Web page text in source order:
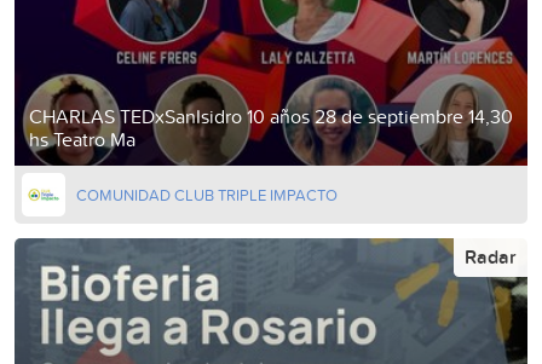
CHARLAS TEDxSanIsidro 10 años 28 de septiembre 14,30
hs Teatro Ma
COMUNIDAD CLUB TRIPLE IMPACTO
Radar